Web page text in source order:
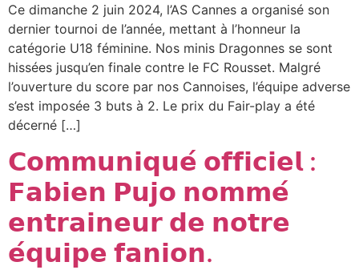
Ce dimanche 2 juin 2024, l’AS Cannes a organisé son
dernier tournoi de l’année, mettant à l’honneur la
catégorie U18 féminine. Nos minis Dragonnes se sont
hissées jusqu’en finale contre le FC Rousset. Malgré
l’ouverture du score par nos Cannoises, l’équipe adverse
s’est imposée 3 buts à 2. Le prix du Fair-play a été
décerné […]
𝗖𝗼𝗺𝗺𝘂𝗻𝗶𝗾𝘂𝗲́ 𝗼𝗳𝗳𝗶𝗰𝗶𝗲𝗹 :
𝗙𝗮𝗯𝗶𝗲𝗻 𝗣𝘂𝗷𝗼 𝗻𝗼𝗺𝗺𝗲́
𝗲𝗻𝘁𝗿𝗮𝗶𝗻𝗲𝘂𝗿 𝗱𝗲 𝗻𝗼𝘁𝗿𝗲
𝗲́𝗾𝘂𝗶𝗽𝗲 𝗳𝗮𝗻𝗶𝗼𝗻.